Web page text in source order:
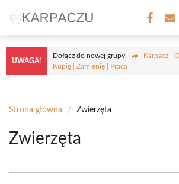
treści
UWAGA!
Dołącz do nowej grupy
Karpacz -
Kupię | Zamienię | Praca
Strona główna / Zwierzęta
Zwierzęta